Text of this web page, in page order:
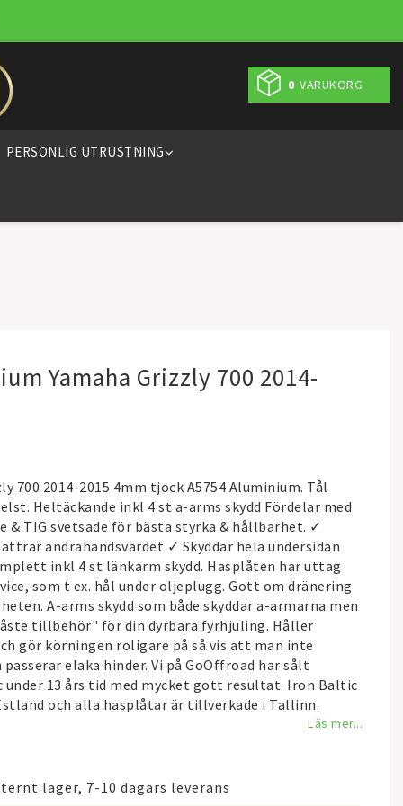
0 VARUKORG
PERSONLIG UTRUSTNING
Yamaha Grizzly 700 2014-
700 2014-2015 4mm tjock A5754 Aluminium. Tål
Heltäckande inkl 4 st a-arms skydd Fördelar med
& TIG svetsade för bästa styrka & hållbarhet. ✓
andrahandsvärdet ✓ Skyddar hela undersidan
inkl 4 st länkarm skydd. Hasplåten har uttag
som t ex. hål under oljeplugg. Gott om dränering
A-arms skydd som både skyddar a-armarna men
tillbehör" för din dyrbara fyrhjuling. Håller
gör körningen roligare på så vis att man inte
elaka hinder. Vi på GoOffroad har sålt
13 års tid med mycket gott resultat. Iron Baltic
och alla hasplåtar är tillverkade i Tallinn.
Läs mer...
lager, 7-10 dagars leverans